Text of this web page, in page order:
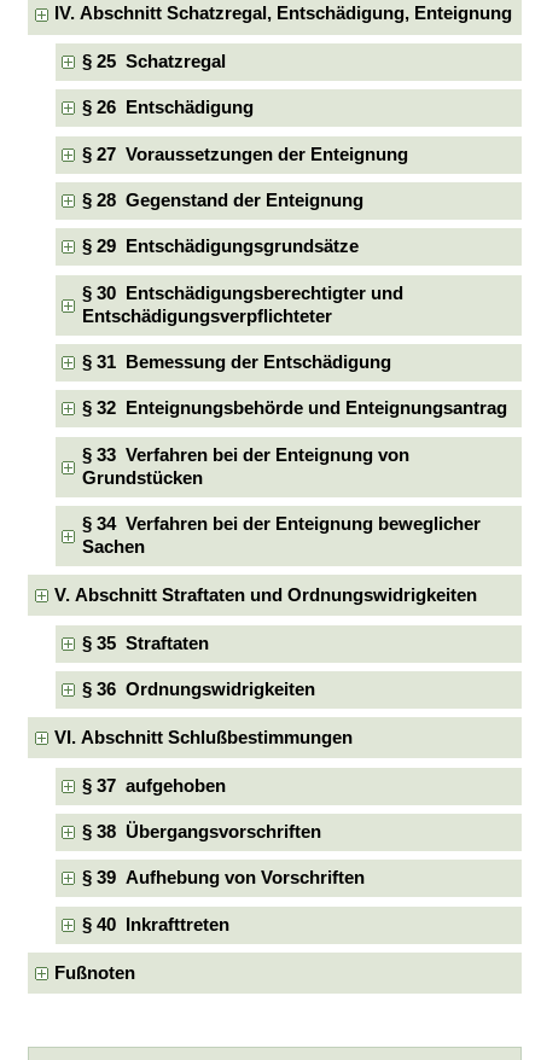
IV. Abschnitt Schatzregal, Entschädigung, Enteignung
§ 25 Schatzregal
§ 26 Entschädigung
§ 27 Voraussetzungen der Enteignung
§ 28 Gegenstand der Enteignung
§ 29 Entschädigungsgrundsätze
§ 30 Entschädigungsberechtigter und
Entschädigungsverpflichteter
§ 31 Bemessung der Entschädigung
§ 32 Enteignungsbehörde und Enteignungsantrag
§ 33 Verfahren bei der Enteignung von
Grundstücken
§ 34 Verfahren bei der Enteignung beweglicher
Sachen
V. Abschnitt Straftaten und Ordnungswidrigkeiten
§ 35 Straftaten
§ 36 Ordnungswidrigkeiten
VI. Abschnitt Schlußbestimmungen
§ 37 aufgehoben
§ 38 Übergangsvorschriften
§ 39 Aufhebung von Vorschriften
§ 40 Inkrafttreten
Fußnoten